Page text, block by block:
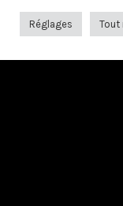
PRÉCÉDENT
Réglages Tout